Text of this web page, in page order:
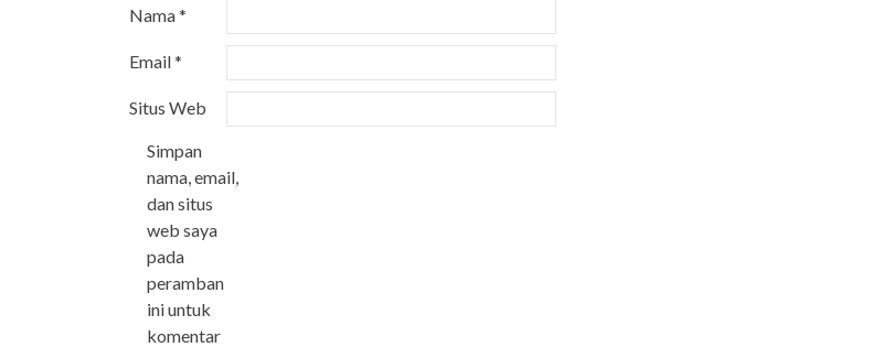
Nama*
Email*
Situs Web
Simpan
nama, email,
dan situs
web saya
pada
peramban
ini untuk
komentar